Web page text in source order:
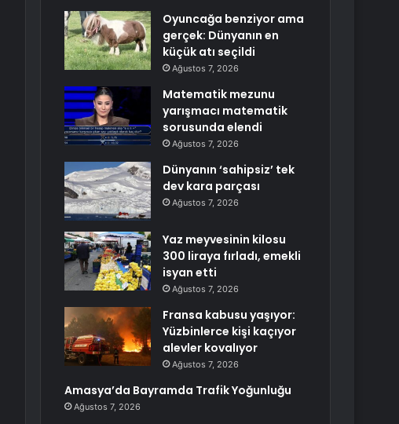
Oyuncağa benziyor ama
gerçek: Dünyanın en
küçük atı seçildi
Ağustos 7, 2026
Matematik mezunu
yarışmacı matematik
sorusunda elendi
Ağustos 7, 2026
Dünyanın ‘sahipsiz’ tek
dev kara parçası
Ağustos 7, 2026
Yaz meyvesinin kilosu
300 liraya fırladı, emekli
isyan etti
Ağustos 7, 2026
Fransa kabusu yaşıyor:
Yüzbinlerce kişi kaçıyor
alevler kovalıyor
Ağustos 7, 2026
Amasya’da Bayramda Trafik Yoğunluğu
Ağustos 7, 2026